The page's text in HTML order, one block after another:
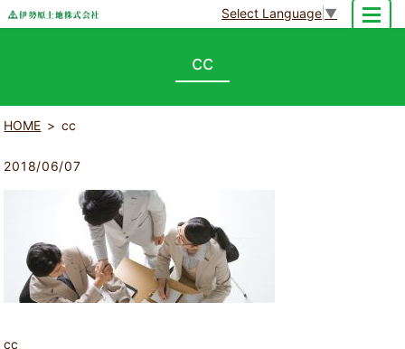
Select Language ▼
cc
HOME cc
2018/06/07
cc